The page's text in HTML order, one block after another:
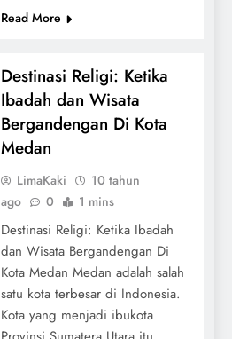
Read More
Destinasi Religi: Ketika
Ibadah dan Wisata
Bergandengan Di Kota
Medan
LimaKaki
10 tahun
ago
0 1 mins
Destinasi Religi: Ketika Ibadah
dan Wisata Bergandengan Di
Kota Medan Medan adalah salah
satu kota terbesar di Indonesia.
Kota yang menjadi ibukota